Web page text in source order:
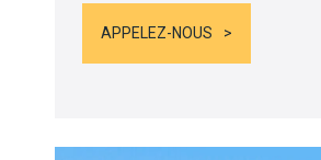
APPELEZ-NOUS